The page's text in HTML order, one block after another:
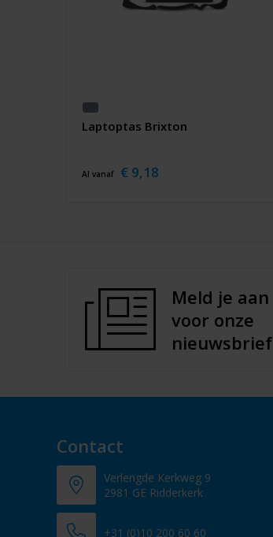
Laptoptas Brixton
Al vanaf € 9,18
Meld je aan
voor onze
nieuwsbrief
Contact
Verlengde Kerkweg 9
2981 GE Ridderkerk
+31 (0)10 200 60 60